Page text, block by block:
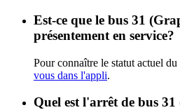
Est-ce que le bus 31
présentement en service?
Pour connaître le statut actuel
vous dans l'appli.
Quel est l'arrêt de bus